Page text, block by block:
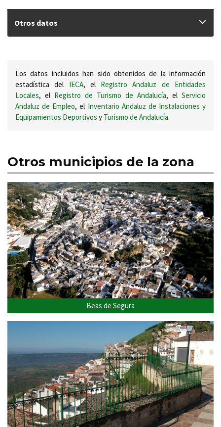
Otros datos
Los datos incluidos han sido obtenidos de la información
estadística del IECA, el Registro Andaluz de Entidades
Locales, el Registro de Turismo de Andalucía, el Servicio
Andaluz de Empleo, el Inventario Andaluz de Instalaciones y
Equipamientos Deportivos y Turismo de Andalucía.
Otros municipios de la zona
Beas de Segura